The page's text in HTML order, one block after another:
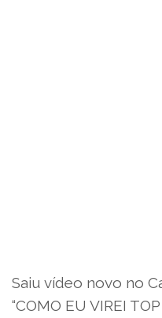
Saiu vídeo novo no
“COMO EU VIREI